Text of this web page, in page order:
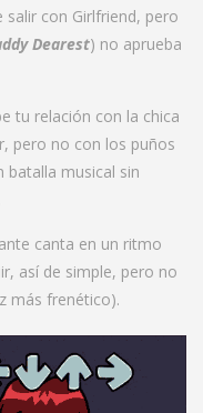
con Girlfriend, pero
Dearest) no aprueba
tu relación con la chica
pero no con los puños
batalla musical sin
canta en un ritmo
así de simple, pero no
más frenético).